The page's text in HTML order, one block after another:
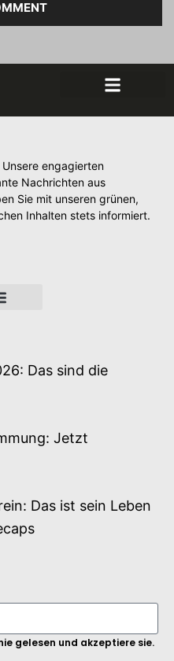
engagierten
Nachrichten aus
Sie mit unseren grünen,
Inhalten stets informiert.
Das sind die
Jetzt
Das ist sein Leben
gelesen und akzeptiere sie.